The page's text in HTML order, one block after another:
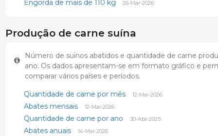
Engorda de mais de 110 kg 26-Mar-2026
Produção de carne suína
Número de suinos abatidos e quantidade de carne
ano. Os dados apresentam-se em formato gráfico e
comparar vários países e períodos.
Quantidade de carne por mês 12-Mai-2026
Abates mensais 12-Mai-2026
Quantidade de carne por ano 30-Abr-2025
Abates anuais 14-Mai-2026